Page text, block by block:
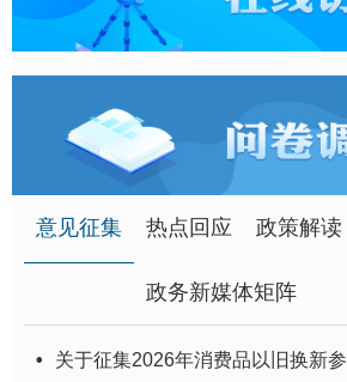
意见征集 热点回应 政策解读
政务新媒体矩阵
• 关于征集2026年消费品以旧换新参与商户的通知